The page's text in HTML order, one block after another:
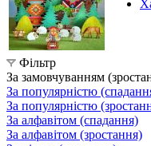
Фільтр
За замовчуванням
За популярністю
За популярністю
За алфавітом (спадання)
За алфавітом (зростання)